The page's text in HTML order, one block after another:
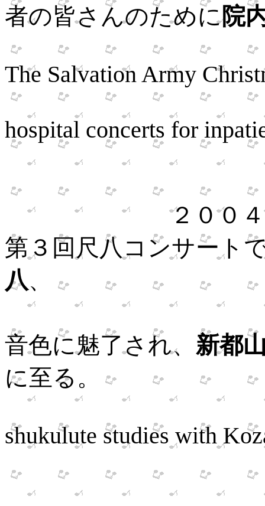
者の皆さんのために院
The Salvation Army
hospital concerts for
２００４年１月
第３回尺八コンサート
八、
音色に魅了され、 新都
に至る。
Began
shukulute studies with
８